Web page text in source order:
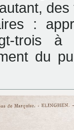
:
trois à
du